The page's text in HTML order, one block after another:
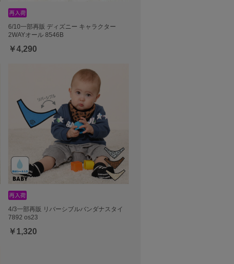
6/10一部再販 ディズニー キャラクター
2WAYオール 8546B
￥4,290
4/3一部再販 リバーシブルバンダナスタイ
7892 os23
￥1,320